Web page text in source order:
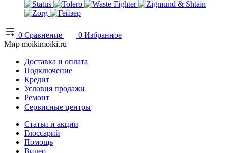
0 Сравнение 0 Избранное
Мир moikimoiki.ru
Доставка и оплата
Подключение
Кредит
Условия продажи
Ремонт
Сервисные центры
Статьи и акции
Глоссарий
Помощь
Видео